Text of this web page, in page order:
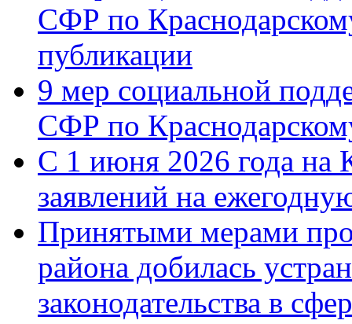
СФР по
публикации
9 мер социальной
СФР по
С 1 июня 2026 года на
заявлений на
Принятыми мерами
района добилась
законодательства в